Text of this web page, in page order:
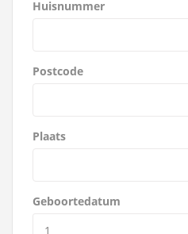
Huisnummer
Postcode
Plaats
Geboortedatum